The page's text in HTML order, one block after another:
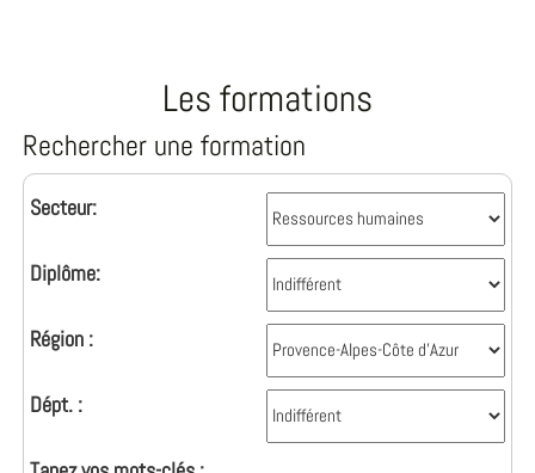
Les formations
Rechercher une formation
Secteur:
Diplôme:
Région :
Dépt. :